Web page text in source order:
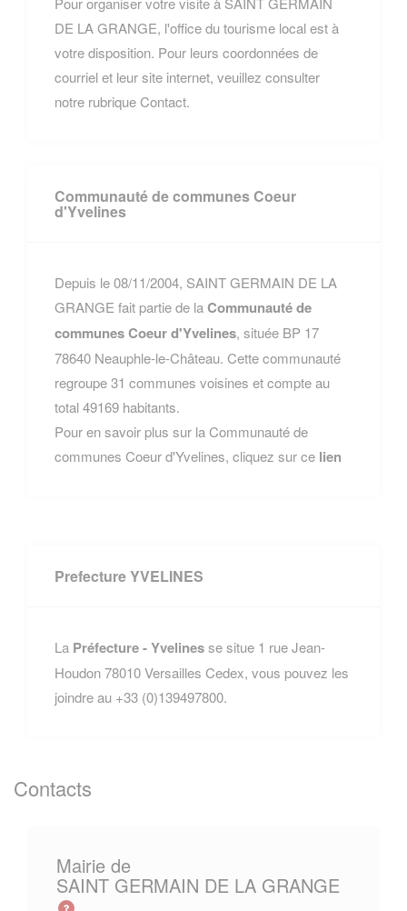
DE LA GRANGE, l'office du tourisme local est à
votre disposition. Pour leurs coordonnées de
courriel et leur site internet, veuillez consulter
notre rubrique Contact.
Communauté de communes Coeur
d'Yvelines
Depuis le 08/11/2004, SAINT GERMAIN DE LA
GRANGE fait partie de laCommunauté de
communes Coeur d'Yvelines, située BP 17
78640 Neauphle-le-Château. Cette communauté
regroupe 31 communes voisines et compte au
total 49169 habitants.
Pour en savoir plus sur la Communauté de
communes Coeur d'Yvelines, cliquez sur ce lien
Prefecture YVELINES
La Préfecture - Yvelinesse situe 1 rue Jean-
Houdon 78010 Versailles Cedex, vous pouvez les
joindre au +33 (0)139497800.
Contacts
Mairie de
SAINT GERMAIN DE LA GRANGE